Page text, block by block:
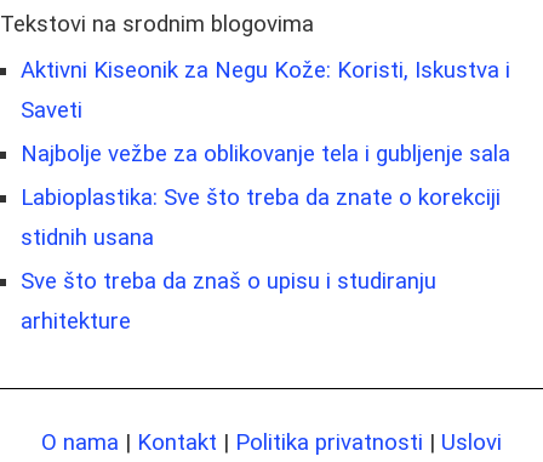
Tekstovi na srodnim blogovima
Aktivni Kiseonik za Negu Kože: Koristi, Iskustva i
Saveti
Najbolje vežbe za oblikovanje tela i gubljenje sala
Labioplastika: Sve što treba da znate o korekciji
stidnih usana
Sve što treba da znaš o upisu i studiranju
arhitekture
O nama | Kontakt | Politika privatnosti | Uslovi